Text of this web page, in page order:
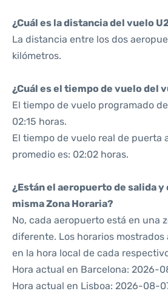
¿Cuál es la distancia del vuelo
La distancia entre los dos
kilómetros.
¿Cuál es el tiempo de vuelo del
El tiempo de vuelo programado
02:15 horas.
El tiempo de vuelo real de puerta
promedio es: 02:02 horas.
¿Están el aeropuerto de salida y
misma Zona Horaria?
No, cada aeropuerto está en una
diferente. Los horarios mostrados
en la hora local de cada
Hora actual en Barcelona: 2026-
Hora actual en Lisboa: 2026-08-